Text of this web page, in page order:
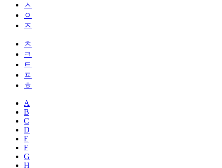
ㅅ
ㅇ
ㅈ
ㅊ
ㅋ
ㅌ
ㅍ
ㅎ
A
B
C
D
E
F
G
H